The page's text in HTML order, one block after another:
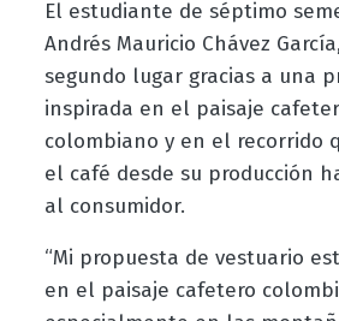
El estudiante de séptimo
Andrés Mauricio Chávez
segundo lugar gracias a una
inspirada en el paisaje
colombiano y en el recorrido
el café desde su producción
al consumidor.
“Mi propuesta de vestuario
en el paisaje cafetero